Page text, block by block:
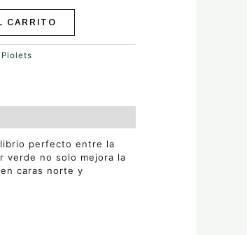
CARRITO
Piolets
perfecto entre la
verde no solo mejora la
caras norte y